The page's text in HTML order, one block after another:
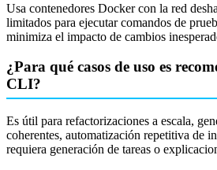
Usa contenedores Docker con la red
limitados para ejecutar comandos de
minimiza el impacto de cambios
¿Para qué casos de uso es
CLI?
Es útil para refactorizaciones a escala,
coherentes, automatización repetitiva de
requiera generación de tareas o